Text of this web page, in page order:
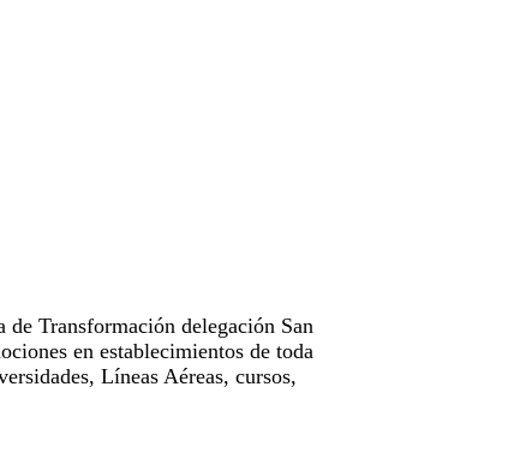
Transformación delegación San
en establecimientos de toda
Líneas Aéreas, cursos,